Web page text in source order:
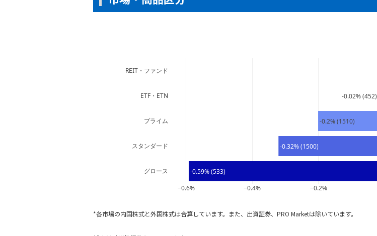
-0.59% (533)
-0.32% (1500)
-0.2% (1510)
-0.02% (452)
−0.6% −0.4% −0.2%
グロース
スタンダード
プライム
ETF・ETN
REIT・ファンド
*各市場の内国株式と外国株式は合算しています。また、出資証券、PRO Marketは除いています。